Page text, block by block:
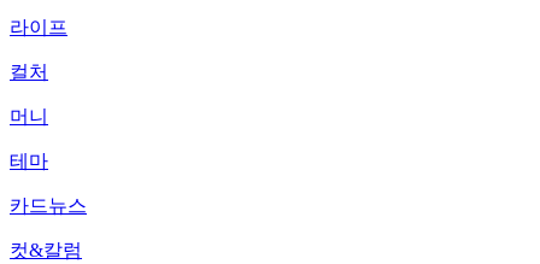
라이프
컬처
머니
테마
카드뉴스
컷&칼럼